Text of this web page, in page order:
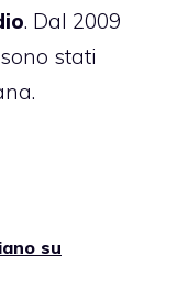
. Dal 2009
stati
su